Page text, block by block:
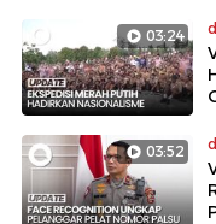
03:24
03:52